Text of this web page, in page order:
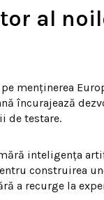
al
menținerea
încurajează
de testare.
inteligența
construirea
a recurge la